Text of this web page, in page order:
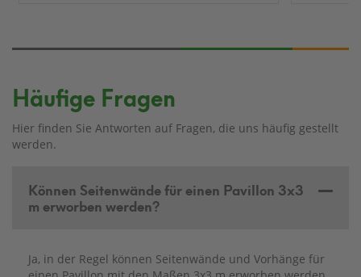
Häufige Fragen
Hier finden Sie Antworten auf Fragen, die uns häufig gestellt
werden.
Können Seitenwände für einen Pavillon 3x3
m erworben werden?
Ja, in der Regel können Seitenwände und Vorhänge für